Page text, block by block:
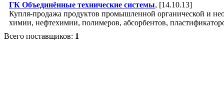
ГК Объединённые технические системы, [14.10.13]
Купля-продажа продуктов промышленной органической и
химии, нефтехимии, полимеров, абсорбентов,
Всего поставщиков: 1